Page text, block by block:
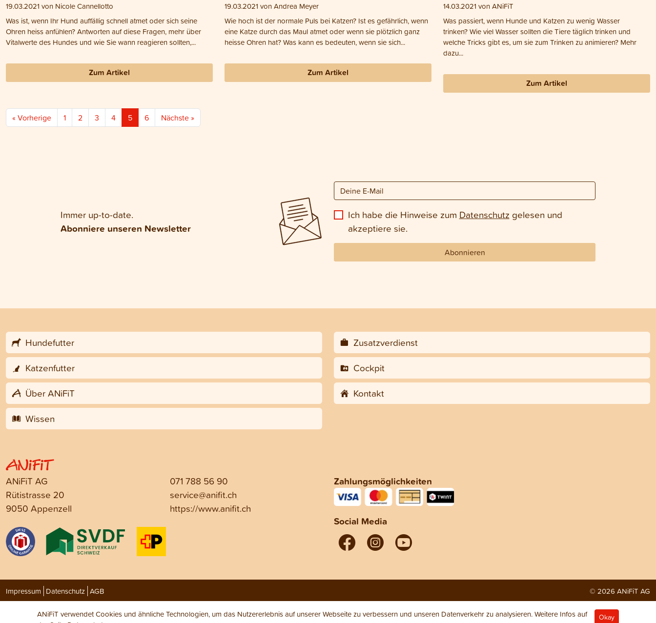
19.03.2021 von Nicole Cannellotto
Was ist, wenn Ihr Hund auffällig schnell atmet oder sich seine
Ohren heiss anfühlen? Antworten auf diese Fragen, mehr über
Vitalwerte des Hundes und wie Sie wann reagieren sollten,...
Zum Artikel
19.03.2021 von Andrea Meyer
Wie hoch ist der normale Puls bei Katzen? Ist es gefährlich, wenn
eine Katze durch das Maul atmet oder wenn sie plötzlich ganz
heisse Ohren hat? Was kann es bedeuten, wenn sie sich...
Zum Artikel
14.03.2021 von ANiFiT
Was passiert, wenn Hunde und Katzen zu wenig Wasser
trinken? Wie viel Wasser sollten die Tiere täglich trinken und
welche Tricks gibt es, um sie zum Trinken zu animieren? Mehr
dazu...
Zum Artikel
« Vorherige 1 2 3 4 5 6 Nächste »
Immer up-to-date.
Abonniere unseren Newsletter
Ich habe die Hinweise zum Datenschutz gelesen und
akzeptiere sie.
Abonnieren
Hundefutter
Katzenfutter
Über ANiFiT
Wissen
Zusatzverdienst
Cockpit
Kontakt
ANiFiT AG
Rütistrasse 20
9050 Appenzell
071 788 56 90
service@anifit.ch
https://www.anifit.ch
Zahlungsmöglichkeiten
Social Media
Impressum Datenschutz AGB © 2026 ANiFiT AG
ANiFiT verwendet Cookies und ähnliche Technologien, um das Nutzererlebnis auf unserer Webseite zu verbessern und unseren Datenverkehr zu analysieren. Weitere Infos auf
Okay